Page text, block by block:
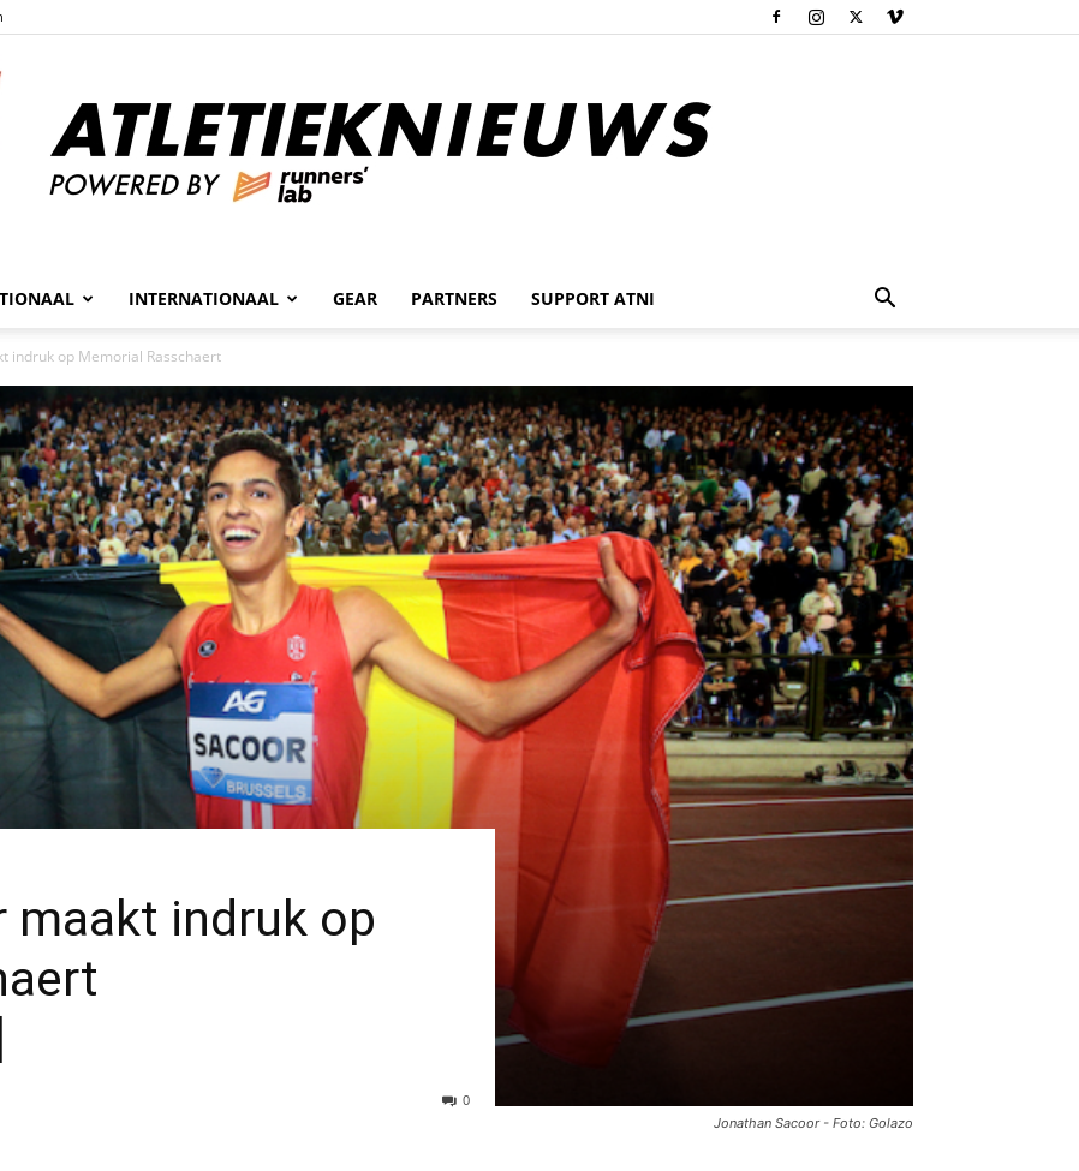
INTERNATIONAAL GEAR PARTNERS SUPPORT ATNI
indruk op Memorial Rasschaert
Jonathan Sacoor - Foto: Golazo
maakt indruk op
0